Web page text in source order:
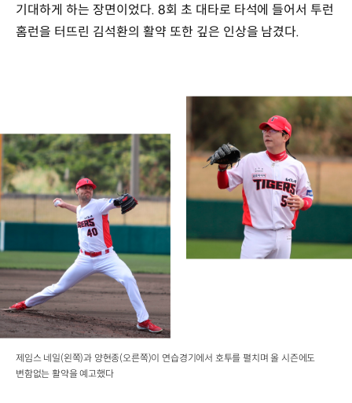
기대하게 하는 장면이었다. 8회 초 대타로 타석에 들어서 투런
홈런을 터뜨린 김석환의 활약 또한 깊은 인상을 남겼다.
제임스 네일(왼쪽)과 양현종(오른쪽)이 연습경기에서 호투를 펼치며 올 시즌에도
변함없는 활약을 예고했다